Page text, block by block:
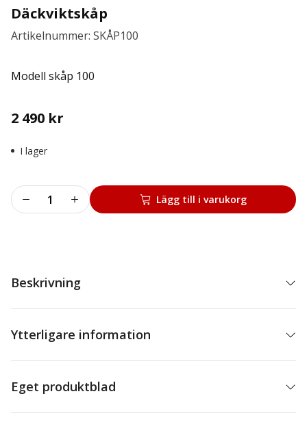
Däckviktskåp
Artikelnummer: SKÅP100
Modell skåp 100
2 490 kr
I lager
Däckviktskåp
mängd
Lägg till i varukorg
Beskrivning
Ytterligare information
Eget produktblad